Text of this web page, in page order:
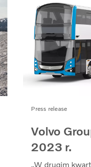
Press release
Volvo
2023 r.
„W drugim